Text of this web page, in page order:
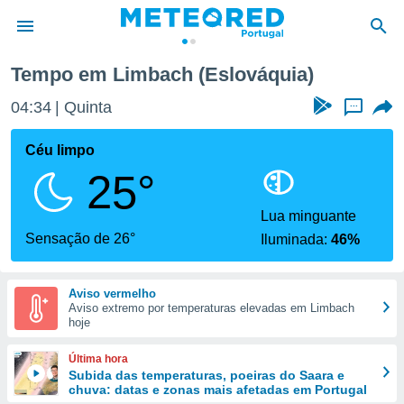
da
foi
fornecidas
a este
das
e
forma
digital
Tempo em Limbach (Eslováquia)
04:34 Quinta ...
Céu limpo
25°
Sensação de 26°
Lua minguante
Iluminada:46%
Aviso vermelho
Aviso extremo por temperaturas elevadas em Limbach
hoje
Última hora
Subida das temperaturas, poeiras do Saara e
chuva: datas e zonas mais afetadas em Portugal